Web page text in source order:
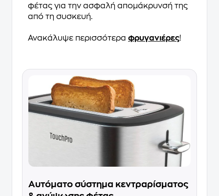
φέτας για την ασφαλή απομάκρυνσή της
από τη συσκευή.
Ανακάλυψε περισσότερα φρυγανιέρες!
Αυτόματο σύστημα κεντραρίσματος